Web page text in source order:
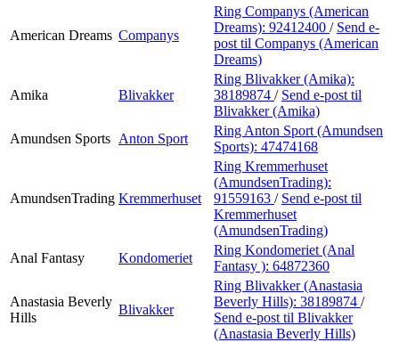
American Dreams Companys
Ring Companys (American
Dreams): 92412400 / Send e-
post til Companys (American
Dreams)
Amika Blivakker
Ring Blivakker (Amika):
38189874 / Send e-post til
Blivakker (Amika)
Amundsen Sports Anton Sport
Ring Anton Sport (Amundsen
Sports): 47474168
AmundsenTrading Kremmerhuset
Ring Kremmerhuset
(AmundsenTrading):
91559163 / Send e-post til
Kremmerhuset
(AmundsenTrading)
Anal Fantasy
Kondomeriet
Ring Kondomeriet (Anal
Fantasy ): 64872360
Anastasia Beverly
Hills
Blivakker
Ring Blivakker (Anastasia
Beverly Hills): 38189874 /
Send e-post til Blivakker
(Anastasia Beverly Hills)